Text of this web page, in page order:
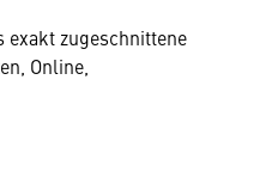
zugeschnittene
Online,